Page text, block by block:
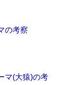
の考察
マ(大猿)の考